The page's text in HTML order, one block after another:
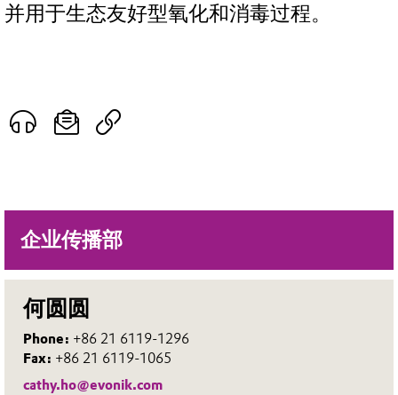
企业传播部
何圆圆
Phone: +86 21 6119-1296
Fax: +86 21 6119-1065
cathy.ho@evonik.com
并用于生态友好型氧化和消毒过程。